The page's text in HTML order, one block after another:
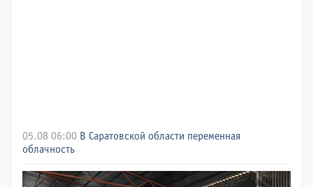
05.08 06:00 В Саратовской области переменная
облачность